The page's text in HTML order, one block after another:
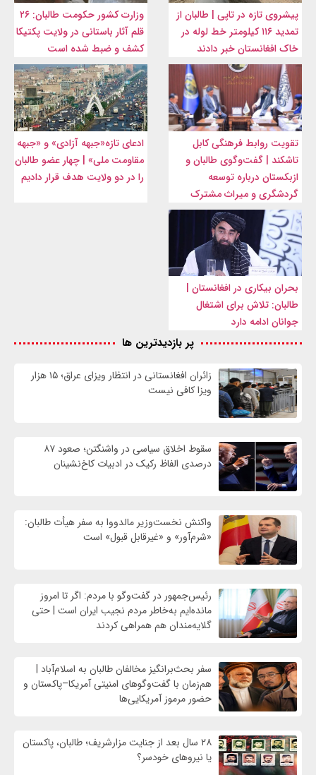
پیشروی تازه در تاپی | طالبان از
تمدید ۱۱۶ کیلومتر خط لوله در
خاک افغانستان خبر دادند
وزارت کشور حکومت طالبان: ۲۶
قلم آثار باستانی در ولایت پکتیکا
کشف و ضبط شده است
تقویت روابط فرهنگی کابل
تاشکند | گفت‌وگوی طالبان و
ازبکستان درباره توسعه
گردشگری و میراث مشترک
ادعای تازه«جبهه آزادی» و «جبهه
مقاومت ملی» | چهار عضو طالبان
را در دو ولایت هدف قرار دادیم
بحران بیکاری در افغانستان |
طالبان: تلاش برای اشتغال
جوانان ادامه دارد
پر بازدیدترین ها
زائران افغانستانی در انتظار ویزای عراق؛ ۱۵ هزار
ویزا کافی نیست
سقوط اخلاق سیاسی در واشنگتن؛ صعود ۸۷
درصدی الفاظ رکیک در ادبیات کاخ‌نشینان
واکنش نخست‌وزیر مالدووا به سفر هیأت طالبان:
«شرم‌آور» و «غیرقابل قبول» است
رئیس‌جمهور در گفت‌وگو با مردم: اگر تا امروز
مانده‌ایم به‌خاطر مردم نجیب ایران است | حتی
گلایه‌مندان هم همراهی کردند
سفر بحث‌برانگیز مخالفان طالبان به اسلام‌آباد |
هم‌زمان با گفت‌وگوهای امنیتی آمریکا–پاکستان و
حضور مرموز آمریکایی‌ها
۲۸ سال بعد از جنایت مزارشریف؛ طالبان، پاکستان
یا نیروهای خودسر؟